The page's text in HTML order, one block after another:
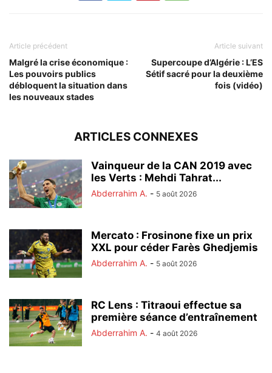
Article précédent
Malgré la crise économique :
Les pouvoirs publics
débloquent la situation dans
les nouveaux stades
Article suivant
Supercoupe d’Algérie : L’ES
Sétif sacré pour la deuxième
fois (vidéo)
ARTICLES CONNEXES
Vainqueur de la CAN 2019 avec
les Verts : Mehdi Tahrat...
Abderrahim A. - 5 août 2026
Mercato : Frosinone fixe un prix
XXL pour céder Farès Ghedjemis
Abderrahim A. - 5 août 2026
RC Lens : Titraoui effectue sa
première séance d’entraînement
Abderrahim A. - 4 août 2026